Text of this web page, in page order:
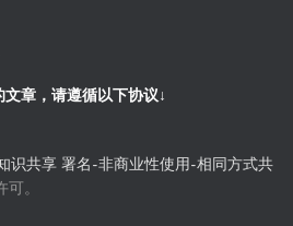
文章，请遵循以下协议↓
识共享 署名-非商业性使用-相同方式共
。